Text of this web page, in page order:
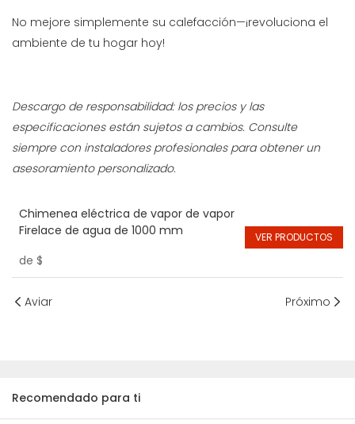
No mejore simplemente su calefacción—¡revoluciona el
ambiente de tu hogar hoy!
Descargo de responsabilidad: los precios y las
especificaciones están sujetos a cambios. Consulte
siempre con instaladores profesionales para obtener un
asesoramiento personalizado.
Chimenea eléctrica de vapor de vapor
Firelace de agua de 1000 mm
de $
VER PRODUCTOS
Aviar Próximo
Recomendado para ti